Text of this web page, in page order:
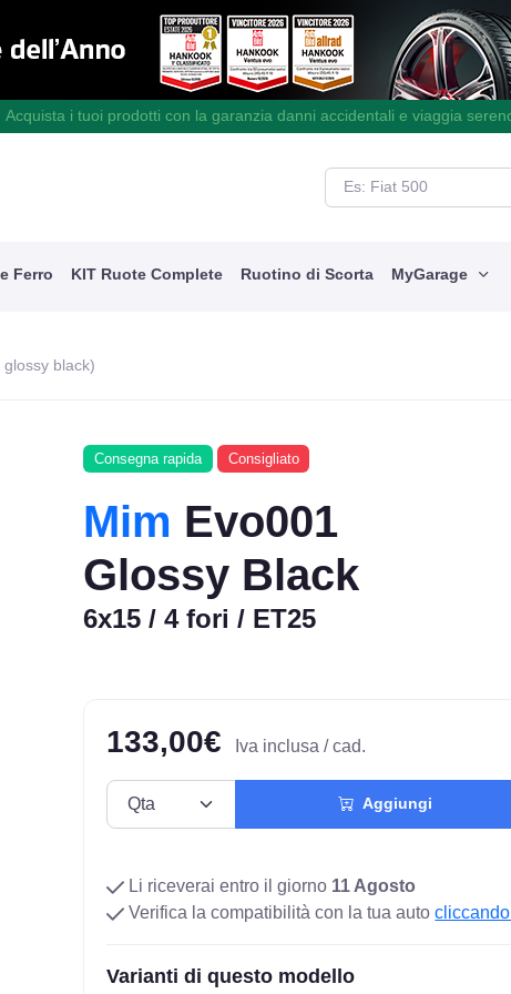
Acquista i tuoi prodotti con la garanzia danni accidentali e viaggia
Ferro KIT Ruote Complete Ruotino di Scorta MyGarage
black)
Consegna rapida Consigliato
Mim Evo001
Glossy Black
6x15 / 4 fori / ET25
133,00€ Iva inclusa / cad.
Aggiungi
Li riceverai entro il giorno 11 Agosto
Verifica la compatibilità con la tua auto
Varianti di questo modello